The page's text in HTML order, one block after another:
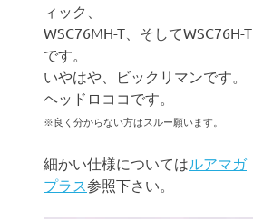
ィック、
WSC76MH-T、そしてWSC76H-T
です。
いやはや、ビックリマンです。
ヘッドロココです。
※良く分からない方はスルー願います。
細かい仕様についてはルアマガ
プラス参照下さい。